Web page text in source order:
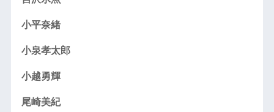
小平奈緒
小泉孝太郎
小越勇輝
尾崎美紀